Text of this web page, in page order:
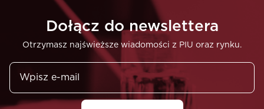
Dołącz do newslettera
Otrzymasz najświeższe wiadomości z PIU oraz rynku.